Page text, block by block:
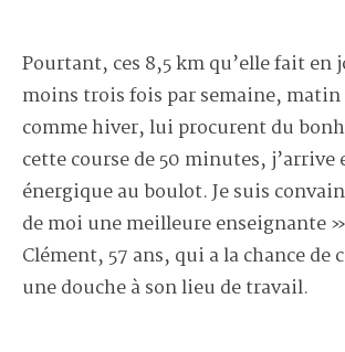
Pourtant, ces 8,5 km qu’elle fait en
moins trois fois par semaine,
comme hiver, lui procurent du
cette course de 50 minutes,
énergique au boulot. Je suis
de moi une meilleure enseignante
Clément, 57 ans, qui a la chance de
une douche à son lieu de travail.